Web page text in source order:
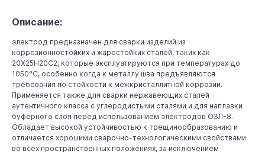
Описание:
электрод предназначен для сварки изделий из
коррозионностойких и жаростойких сталей, таких как
20Х25Н20С2, которые эксплуатируются при температурах до
1050°С, особенно когда к металлу шва предъявляются
требования по стойкости к межкристаллитной коррозии.
Применяется также для сварки нержавеющих сталей
аутентичного класса с углеродистыми сталями и для наплавки
буферного слоя перед использованием электродов ОЗЛ-8.
Обладает высокой устойчивостью к трещинообразованию и
отличается хорошими сварочно-технологическими свойствами
во всех пространственных положениях, за исключением